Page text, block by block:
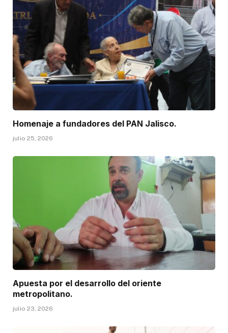
Homenaje a fundadores del PAN Jalisco.
julio 25, 2026
Apuesta por el desarrollo del oriente
metropolitano.
julio 23, 2026